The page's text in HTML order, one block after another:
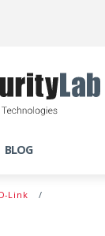
BLOG
D-Link